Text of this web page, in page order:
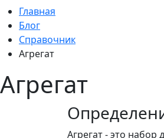
Главная
Блог
Справочник
Агрегат
Агрегат
Агрегат - это